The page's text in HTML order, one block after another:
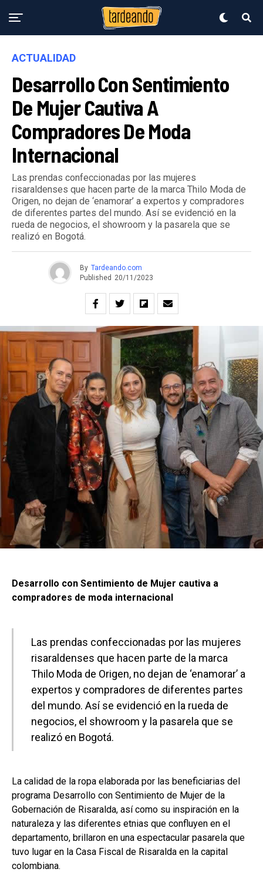
ACTUALIDAD
Desarrollo Con Sentimiento
De Mujer Cautiva A
Compradores De Moda
Internacional
Las prendas confeccionadas por las mujeres
risaraldenses que hacen parte de la marca Thilo Moda de
Origen, no dejan de ‘enamorar’ a expertos y compradores
de diferentes partes del mundo. Así se evidenció en la
rueda de negocios, el showroom y la pasarela que se
realizó en Bogotá.
By Tardeando.com
Published 20/11/2023
Desarrollo con Sentimiento de Mujer cautiva a
compradores de moda internacional
Las prendas confeccionadas por las mujeres
risaraldenses que hacen parte de la marca
Thilo Moda de Origen, no dejan de ‘enamorar’ a
expertos y compradores de diferentes partes
del mundo. Así se evidenció en la rueda de
negocios, el showroom y la pasarela que se
realizó en Bogotá.
La calidad de la ropa elaborada por las beneficiarias del
programa Desarrollo con Sentimiento de Mujer de la
Gobernación de Risaralda, así como su inspiración en la
naturaleza y las diferentes etnias que confluyen en el
departamento, brillaron en una espectacular pasarela que
tuvo lugar en la Casa Fiscal de Risaralda en la capital
colombiana.